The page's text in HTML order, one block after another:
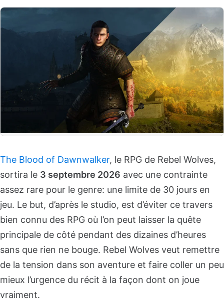
The Blood of Dawnwalker, le RPG de Rebel Wolves,
sortira le 3 septembre 2026 avec une contrainte
assez rare pour le genre: une limite de 30 jours en
jeu. Le but, d’après le studio, est d’éviter ce travers
bien connu des RPG où l’on peut laisser la quête
principale de côté pendant des dizaines d’heures
sans que rien ne bouge. Rebel Wolves veut remettre
de la tension dans son aventure et faire coller un peu
mieux l’urgence du récit à la façon dont on joue
vraiment.